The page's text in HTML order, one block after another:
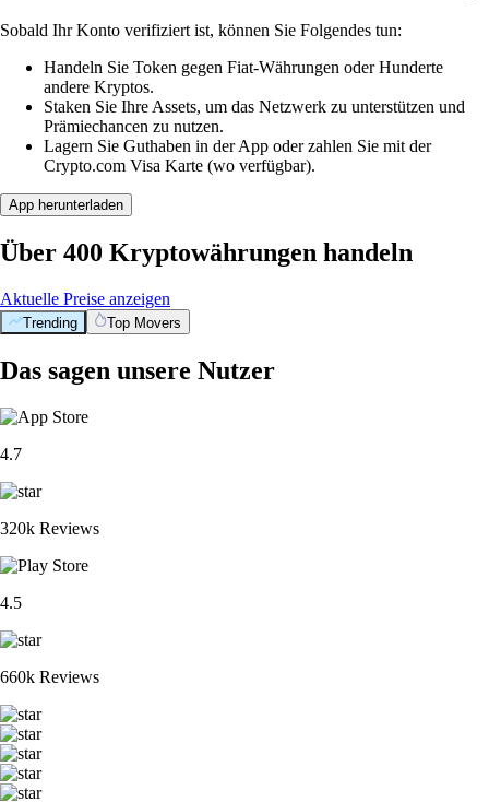
Sobald Ihr Konto verifiziert ist, können Sie Folgendes tun:
Handeln Sie Token gegen Fiat-Währungen oder Hunderte
andere Kryptos.
Staken Sie Ihre Assets, um das Netzwerk zu unterstützen und
Prämiechancen zu nutzen.
Lagern Sie Guthaben in der App oder zahlen Sie mit der
Crypto.com Visa Karte (wo verfügbar).
App herunterladen
Über 400 Kryptowährungen handeln
Aktuelle Preise anzeigen
Trending Top Movers
Das sagen unsere Nutzer
4.7
320k Reviews
4.5
660k Reviews